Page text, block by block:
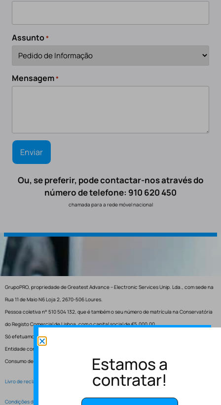
Assunto*
Mensagem*
Ou, se preferir, pode contactar-nos através do
número de telefone: 910 620 450
chamada para a rede móvel nacional
GrupoPRO, propriedade de Greatest Advance – Electronic Services Unip. Lda., com sede na
Rua 11 de Maio N6 Loja 2, 2670-506 Loures.
Pessoa coletiva n° 510 504 132, que é também o seu número de matrícula na Conservatória
do Registo Comercial de Lisboa, com o capital social de €5.000,00.
Só efetuamos entregas em Portugal.
Entidade competente para resolução de conflitos – Centro de Arbitragem de Conflitos de
Consumo de Lisboa.
Livro de reclamações electrónico
Condições de Serviço
Estamos a
contratar!